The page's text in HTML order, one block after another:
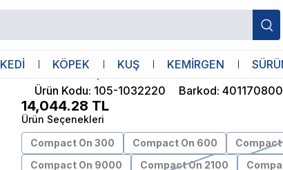
KEDİ KÖPEK KUŞ KEMİRGEN
Eheim
Eheim Compact On 5000
Ürün Kodu: 105-1032220 Barkod:
14,044.28 TL
Ürün Seçenekleri
Compact On 300
Compact On 600
Compact
Compact On 9000
Compact On 2100